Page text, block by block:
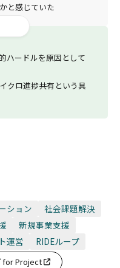
と感じていた
ハードルを原因として
クロ進捗共有という具
ション 社会課題解決
新規事業支援
運営
RIDEループ
for Project